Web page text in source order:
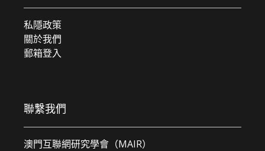
私隱政策
關於我們
郵箱登入
聯繫我們
澳門互聯網研究學會（MAIR）